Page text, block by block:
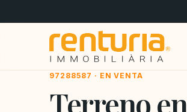
97288587 · EN VENTA
Terreno